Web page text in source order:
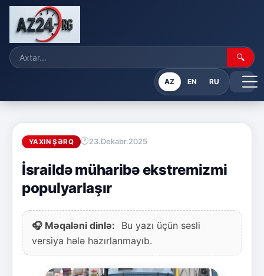
🔍
AZ EN RU
YAXIN ŞƏRQ 23.Dekabr.2025
İsraildə müharibə ekstremizmi
populyarlaşır
🎧 Məqaləni dinlə:
Bu yazı üçün səsli
versiya hələ hazırlanmayıb.